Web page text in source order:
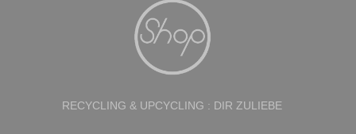
RECYCLING & UPCYCLING : DIR ZULIEBE